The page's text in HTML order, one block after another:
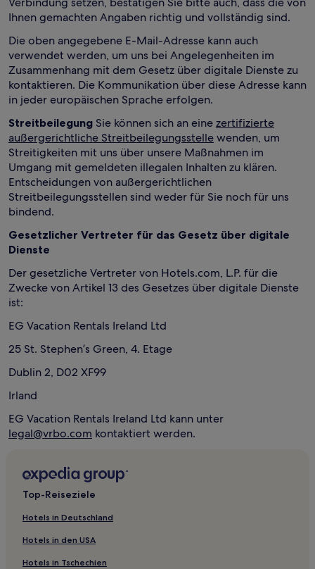
Ihnen gemachten Angaben richtig und vollständig sind.
Die oben angegebene E-Mail-Adresse kann auch
verwendet werden, um uns bei Angelegenheiten im
Zusammenhang mit dem Gesetz über digitale Dienste zu
kontaktieren. Die Kommunikation über diese Adresse kann
in jeder europäischen Sprache erfolgen.
Streitbeilegung Sie können sich an einezertifizierte
außergerichtliche Streitbeilegungsstellewenden, um
Streitigkeiten mit uns über unsere Maßnahmen im
Umgang mit gemeldeten illegalen Inhalten zu klären.
Entscheidungen von außergerichtlichen
Streitbeilegungsstellen sind weder für Sie noch für uns
bindend.
Gesetzlicher Vertreter für das Gesetz über digitale
Dienste
Der gesetzliche Vertreter von Hotels.com, L.P. für die
Zwecke von Artikel 13 des Gesetzes über digitale Dienste
ist:
EG Vacation Rentals Ireland Ltd
25 St. Stephen’s Green, 4. Etage
Dublin 2, D02 XF99
Irland
EG Vacation Rentals Ireland Ltd kann unter
legal@vrbo.com kontaktiert werden.
Top-Reiseziele
Hotels in Deutschland
Hotels in den USA
Hotels in Tschechien